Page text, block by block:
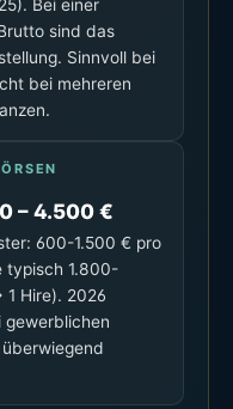
Bei einer
sind das
Sinnvoll bei
bei mehreren
– 4.500 €
600-1.500 € pro
typisch 1.800-
Hire). 2026
gewerblichen